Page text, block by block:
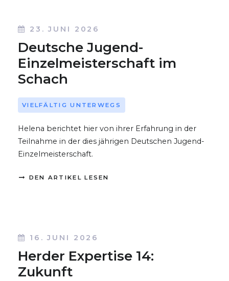
23. JUNI 2026
Deutsche Jugend-
Einzelmeisterschaft im
Schach
VIELFÄLTIG UNTERWEGS
Helena berichtet hier von ihrer Erfahrung in der
Teilnahme in der dies jährigen Deutschen Jugend-
Einzelmeisterschaft.
DEN ARTIKEL LESEN
16. JUNI 2026
Herder Expertise 14:
Zukunft